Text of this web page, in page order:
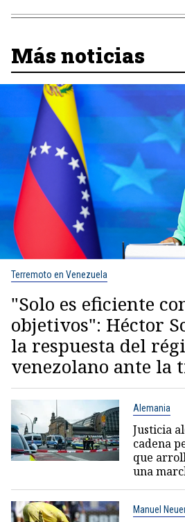
Más noticias
Terremoto en Venezuela
"Solo es eficiente
objetivos": Héctor
la respuesta del
venezolano ante la
Alemania
Justicia
cadena
que
una
Manuel